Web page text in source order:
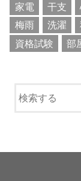
家電
干支
梅雨
洗濯
資格試験
部